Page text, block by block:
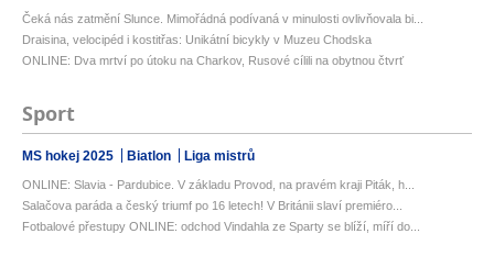
Čeká nás zatmění Slunce. Mimořádná podívaná v minulosti ovlivňovala bi...
Draisina, velocipéd i kostitřas: Unikátní bicykly v Muzeu Chodska
ONLINE: Dva mrtví po útoku na Charkov, Rusové cílili na obytnou čtvrť
Sport
MS hokej 2025 Biatlon Liga mistrů
ONLINE: Slavia - Pardubice. V základu Provod, na pravém kraji Piták, h...
Salačova paráda a český triumf po 16 letech! V Británii slaví premiéro...
Fotbalové přestupy ONLINE: odchod Vindahla ze Sparty se blíží, míří do...